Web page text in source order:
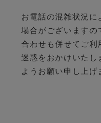
お電話の混雑状況に
場合がございますの
合わせも併せてご利
迷惑をおかけいたし
ようお願い申し上げ